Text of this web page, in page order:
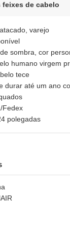
feixes de cabelo
varejo
sombra, cor
humano virgem
tece
durar até um ano
Fedex
polegadas